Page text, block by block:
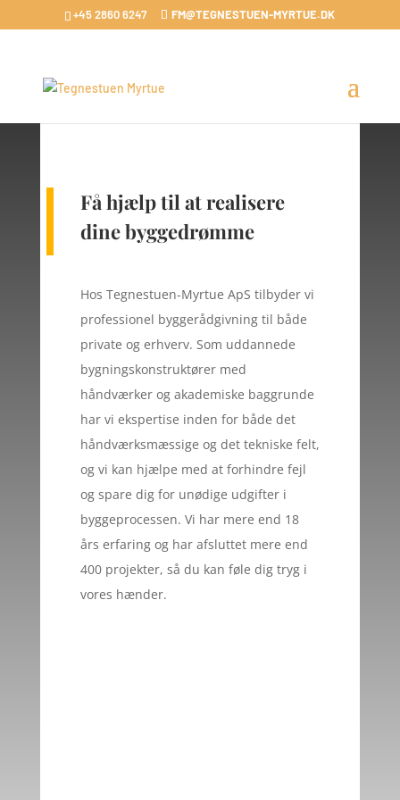
+45 2860 6247 FM@TEGNESTUEN-MYRTUE.DK
Få hjælp til at realisere
dine byggedrømme
Hos Tegnestuen-Myrtue ApS tilbyder vi
professionel byggerådgivning til både
private og erhverv. Som uddannede
bygningskonstruktører med
håndværker og akademiske baggrunde
har vi ekspertise inden for både det
håndværksmæssige og det tekniske felt,
og vi kan hjælpe med at forhindre fejl
og spare dig for unødige udgifter i
byggeprocessen. Vi har mere end 18
års erfaring og har afsluttet mere end
400 projekter, så du kan føle dig tryg i
vores hænder.